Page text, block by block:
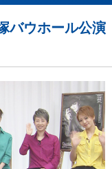
バウホール公演